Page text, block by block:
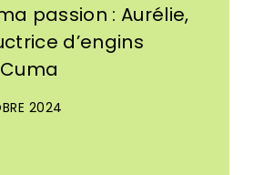
passion : Aurélie,
d’engins
2024